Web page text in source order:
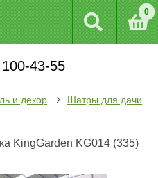
0
43-55
и декор
Шатры для дачи
KingGarden KG014 (335)